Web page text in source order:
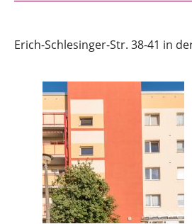
Erich-Schlesinger-Str. 38-41 in